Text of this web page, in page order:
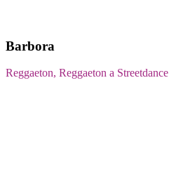
Barbora
Reggaeton, Reggaeton a